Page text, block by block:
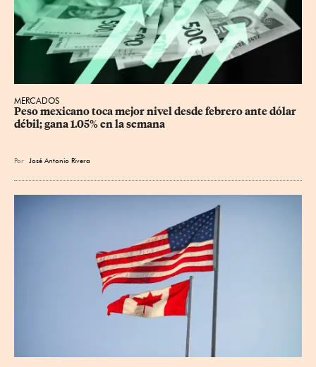
MERCADOS
Peso mexicano toca mejor nivel desde febrero ante dólar
débil; gana 1.05% en la semana
Por José Antonio Rivera